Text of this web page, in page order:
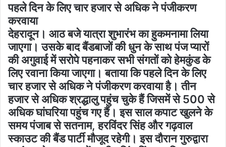
पहले दिन के लिए चार हजार से अधिक ने पंजीकरण
करवाया
देहरादून। आठ बजे यात्रा शुभारंभ का हुकमनामा लिया
जाएगा। उसके बाद बैंडबाजों की धुन के साथ पंज प्यारों
की अगुवाई में सरोपे पहनाकर सभी संगतों को हेमकुंड के
लिए रवाना किया जाएगा। बताया कि पहले दिन के लिए
चार हजार से अधिक ने पंजीकरण करवाया है। तीन
हजार से अधिक श्रद्धालु पहुंच चुके हैं जिसमें से 500 से
अधिक घांघरिया पहुंच गए हैं। इस साल कपाट खुलने के
समय पंजाब से सतनाम, हरविंदर सिंह और गढ़वाल
स्काउट की बैंड पार्टी मौजूद रहेगी। इस दौरान गुरुद्वारा